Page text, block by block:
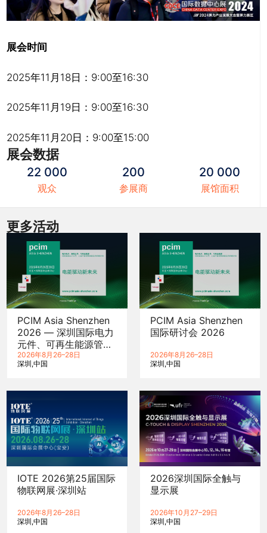
展会时间
2025年11月18日：9:00至16:30
2025年11月19日：9:00至16:30
2025年11月20日：9:00至15:00
展会数据
22 000
观众
200
参展商
20 000
展馆面积
更多活动
PCIM Asia Shenzhen
2026 — 深圳国际电力
元件、可再生能源管理
展览会暨研讨会
2026年8月26–28日
深圳 中国
PCIM Asia Shenzhen
国际研讨会 2026
2026年8月26–28日
深圳 中国
IOTE 2026第25届国际
物联网展·深圳站
2026年8月26–28日
深圳 中国
2026深圳国际全触与
显示展
2026年10月27–29日
深圳 中国